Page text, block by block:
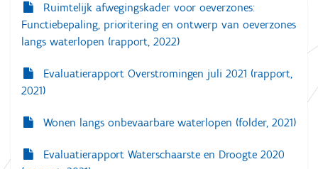
Ruimtelijk afwegingskader voor oeverzones:
Functiebepaling, prioritering en ontwerp van oeverzones
langs waterlopen (rapport, 2022)
Evaluatierapport Overstromingen juli 2021 (rapport,
2021)
Wonen langs onbevaarbare waterlopen (folder, 2021)
Evaluatierapport Waterschaarste en Droogte 2020